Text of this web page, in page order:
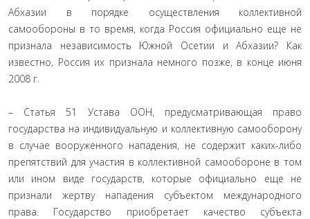
Абхазии в порядке осуществления коллективной
самообороны в то время, когда Россия официально еще не
признала независимость Южной Осетии и Абхазии? Как
известно, Россия их признала немного позже, в конце июня
2008 г.
– Статья 51 Устава ООН, предусматривающая право
государства на индивидуальную и коллективную самооборону
в случае вооруженного нападения, не содержит каких-либо
препятствий для участия в коллективной самообороне в том
или ином виде государств, которые официально еще не
признали жертву нападения субъектом международного
права. Государство приобретает качество субъекта